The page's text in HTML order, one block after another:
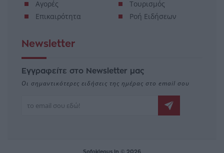
Αγορές
Επικαιρότητα
Τουρισμός
Ροή Ειδήσεων
Newsletter
Εγγραφείτε στο Newsletter μας
Οι σημαντικότερες ειδήσεις της ημέρας στο email σου